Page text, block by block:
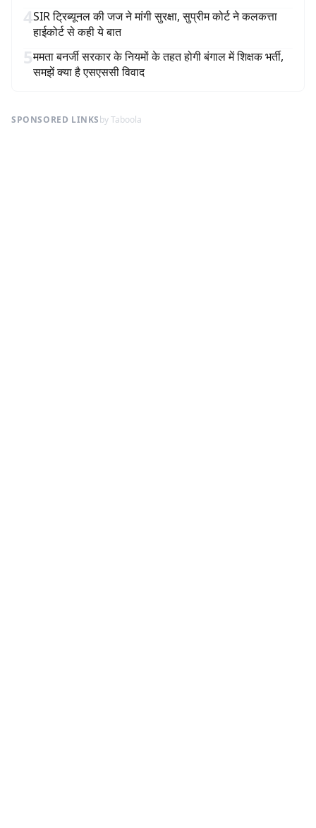
4SIR ट्रिब्यूनल की जज ने मांगी सुरक्षा, सुप्रीम कोर्ट ने कलकत्ता
हाईकोर्ट से कही ये बात
5ममता बनर्जी सरकार के नियमों के तहत होगी बंगाल में शिक्षक भर्ती,
समझें क्या है एसएससी विवाद
SPONSORED LINKSby Taboola